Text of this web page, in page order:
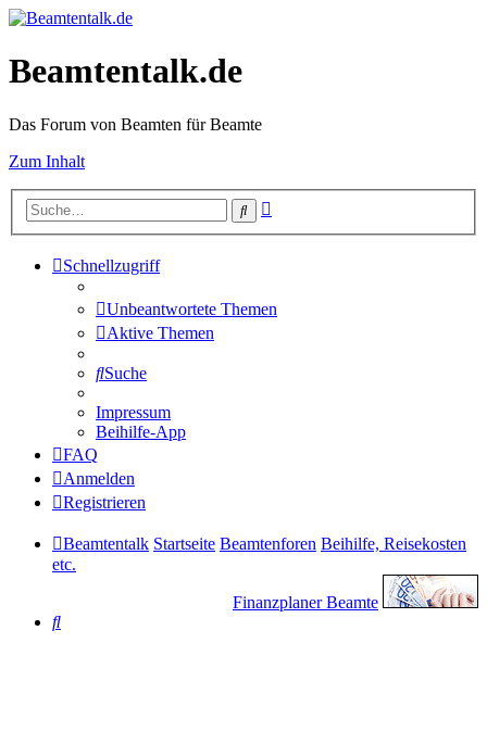
Beamtentalk.de
Das Forum von Beamten für Beamte
Zum Inhalt
Suche
Schnellzugriff
Unbeantwortete Themen
Aktive Themen
Suche
Impressum
Beihilfe-App
FAQ
Anmelden
Registrieren
Beamtentalk Startseite Beamtenforen Beihilfe, Reisekosten
etc.
Finanzplaner Beamte
Suche